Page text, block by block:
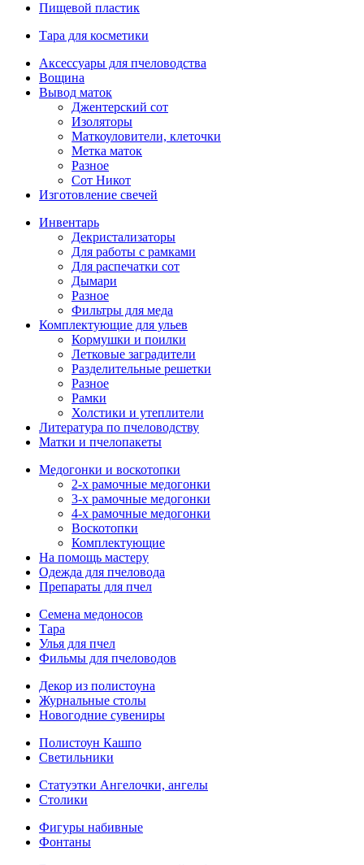
Пищевой пластик
Тара для косметики
Аксессуары для пчеловодства
Вощина
Вывод маток
Джентерский сот
Изоляторы
Маткоуловители, клеточки
Метка маток
Разное
Сот Никот
Изготовление свечей
Инвентарь
Декристализаторы
Для работы с рамками
Для распечатки сот
Дымари
Разное
Фильтры для меда
Комплектующие для ульев
Кормушки и поилки
Летковые заградители
Разделительные решетки
Разное
Рамки
Холстики и утеплители
Литература по пчеловодству
Матки и пчелопакеты
Медогонки и воскотопки
2-х рамочные медогонки
3-х рамочные медогонки
4-х рамочные медогонки
Воскотопки
Комплектующие
На помощь мастеру
Одежда для пчеловода
Препараты для пчел
Семена медоносов
Тара
Улья для пчел
Фильмы для пчеловодов
Декор из полистоуна
Журнальные столы
Новогодние сувениры
Полистоун Кашпо
Светильники
Статуэтки Ангелочки, ангелы
Столики
Фигуры набивные
Фонтаны